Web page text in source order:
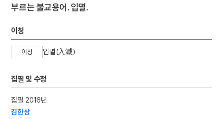
9 윤덕영
1 화엄사 강희61년명 종
2 대정실업친목회
4
화엄사 사사자석탑 앞 석등
5
부르는 불교용어. 입멸.
이칭
이칭 입멸(入滅)
집필 및 수정
집필 2016년
김한상